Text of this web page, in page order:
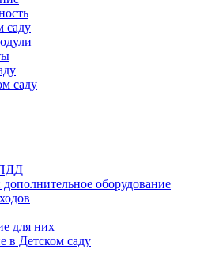
саду
саду
ПДД
оборудование
для них
в Детском саду